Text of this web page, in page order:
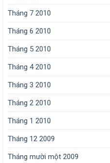
Tháng 7 2010
Tháng 6 2010
Tháng 5 2010
Tháng 4 2010
Tháng 3 2010
Tháng 2 2010
Tháng 1 2010
Tháng 12 2009
Tháng mười một 2009